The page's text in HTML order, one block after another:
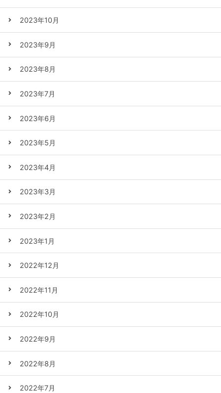
2023年10月
2023年9月
2023年8月
2023年7月
2023年6月
2023年5月
2023年4月
2023年3月
2023年2月
2023年1月
2022年12月
2022年11月
2022年10月
2022年9月
2022年8月
2022年7月